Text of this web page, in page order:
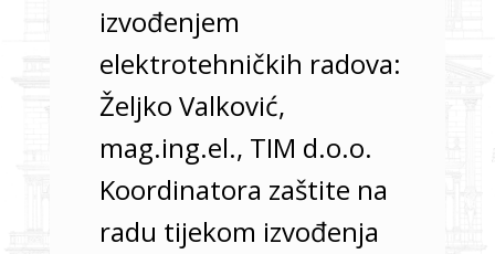
izvođenjem
elektrotehničkih radova:
Željko Valković,
mag.ing.el., TIM d.o.o.
Koordinatora zaštite na
radu tijekom izvođenja